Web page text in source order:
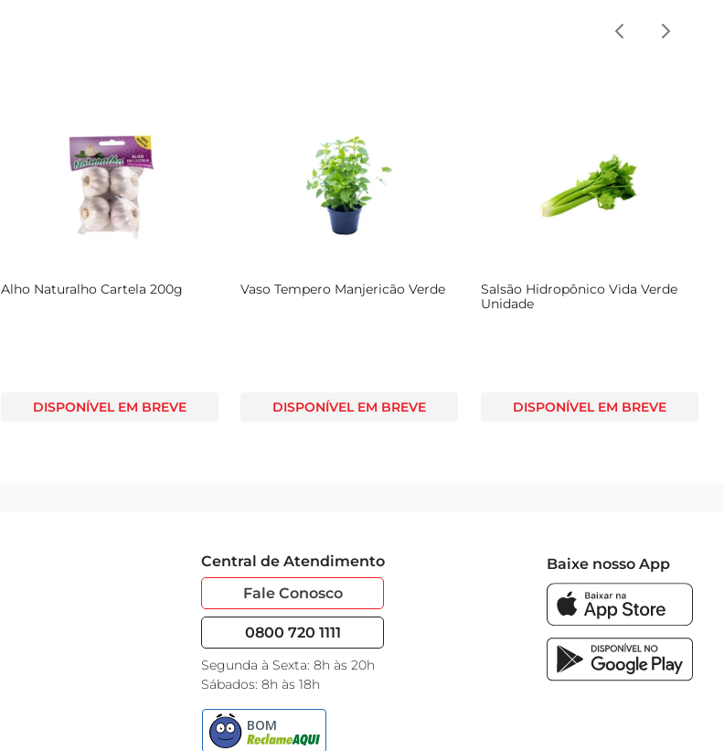
Alho Naturalho Cartela 200g
DISPONÍVEL EM BREVE
Vaso Tempero Manjericão Verde
DISPONÍVEL EM BREVE
Salsão Hidropônico Vida Verde
Unidade
DISPONÍVEL EM BREVE
Central de Atendimento
Fale Conosco
0800 720 1111
Segunda à Sexta: 8h às 20h
Sábados: 8h às 18h
Baixe nosso App